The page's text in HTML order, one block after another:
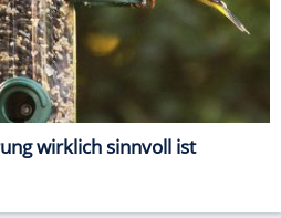
wirklich sinnvoll ist